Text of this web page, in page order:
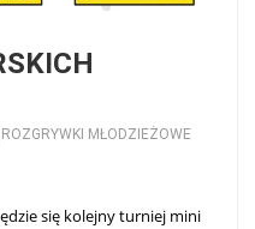
ROZGRYWKI MŁODZIEŻOWE
się kolejny turniej mini